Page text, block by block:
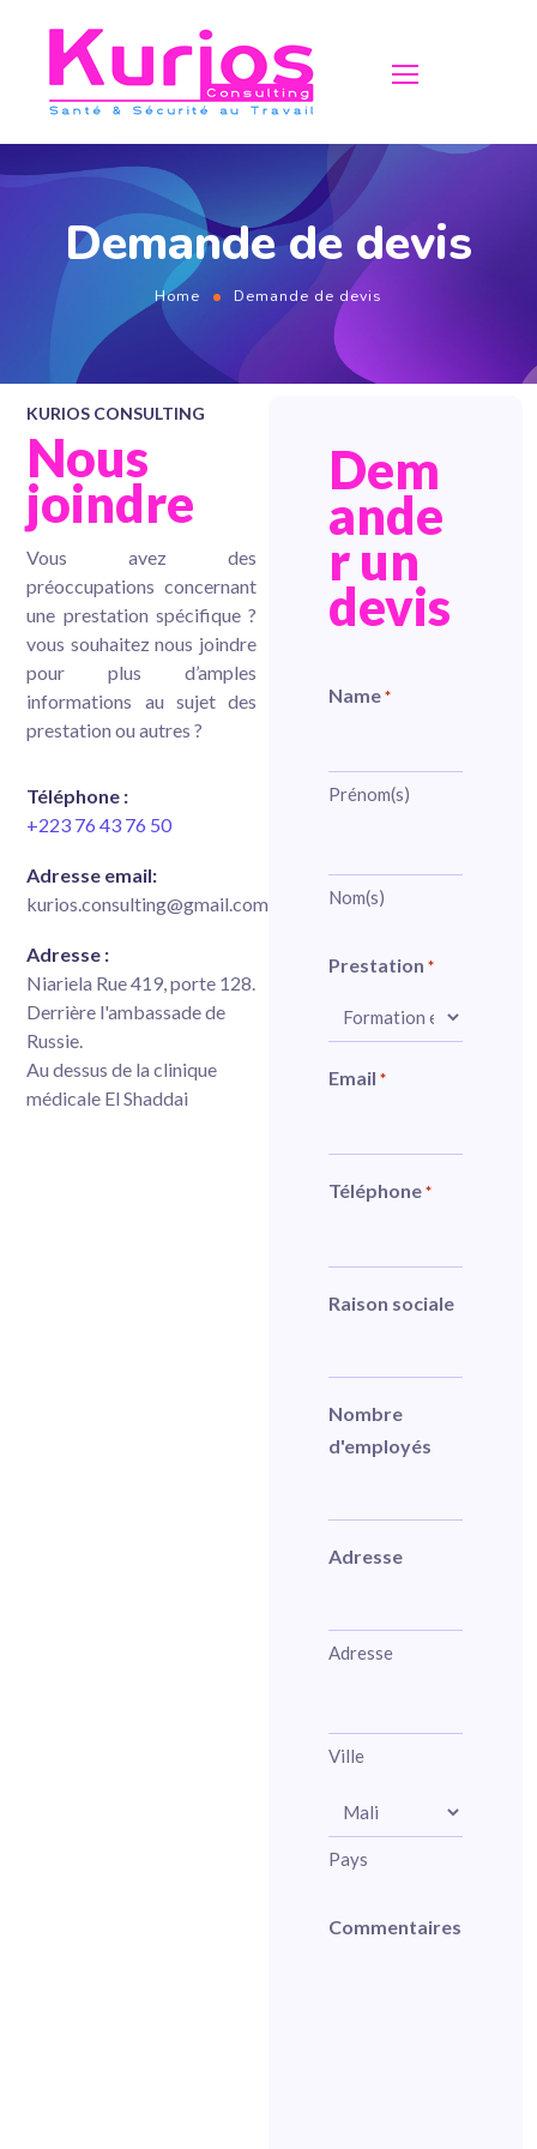
Demande de devis
Home Demande de devis
KURIOS CONSULTING
Nous
joindre
Vous avez des
préoccupations concernant
une prestation spécifique ?
vous souhaitez nous joindre
pour plus d’amples
informations au sujet des
prestation ou autres ?
Téléphone :
+223 76 43 76 50
Adresse email:
kurios.consulting@gmail.com
Adresse :
Niariela Rue 419, porte 128.
Derrière l'ambassade de
Russie.
Au dessus de la clinique
médicale El Shaddai
Dem
ande
r un
devis
Name *
Prénom(s)
Nom(s)
Prestation *
Email *
Téléphone *
Raison sociale
Nombre
d'employés
Adresse
Adresse
Ville
Pays
Commentaires